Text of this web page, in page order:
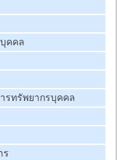
คคล
รทรัพยากรบุคคล
ร